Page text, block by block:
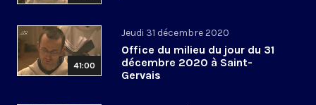
41:00
Jeudi 31 décembre 2020
Office du milieu du jour du 31
décembre 2020 à Saint-
Gervais